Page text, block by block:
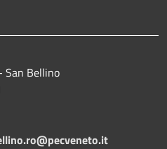
San Bellino